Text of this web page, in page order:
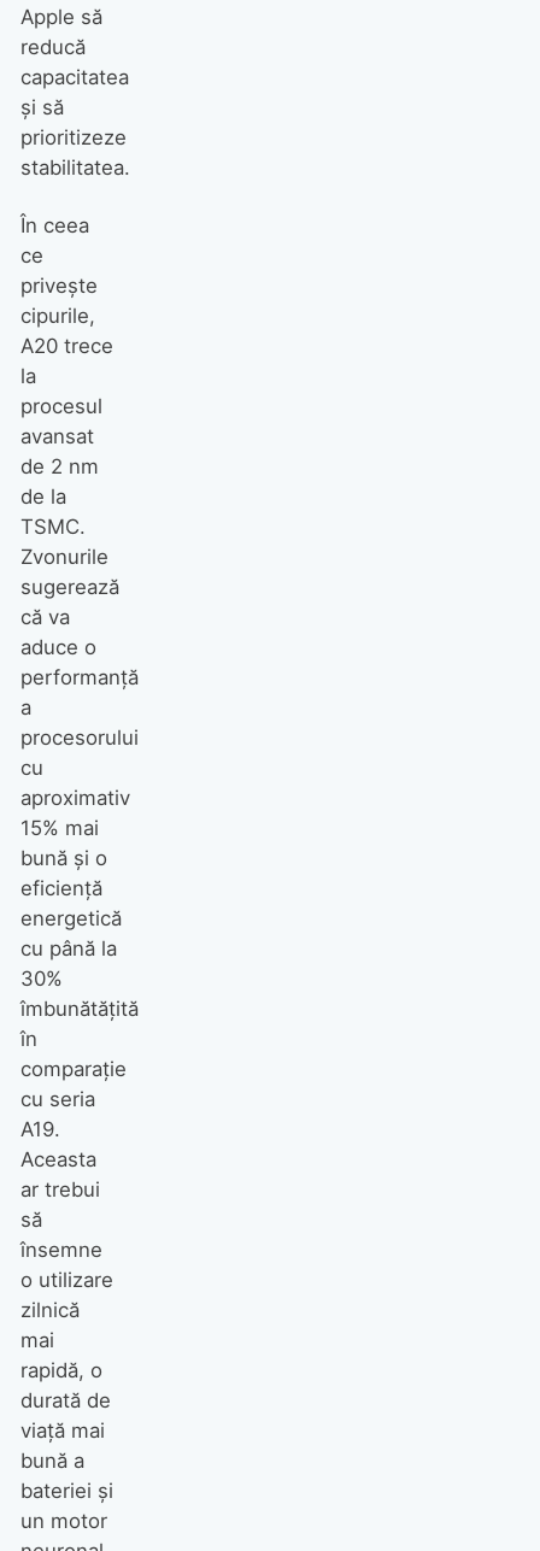
Apple să
reducă
capacitatea
și să
prioritizeze
stabilitatea.
În ceea
ce
privește
cipurile,
A20 trece
la
procesul
avansat
de 2 nm
de la
TSMC.
Zvonurile
sugerează
că va
aduce o
performanță
a
procesorului
cu
aproximativ
15% mai
bună și o
eficiență
energetică
cu până la
30%
îmbunătățită
în
comparație
cu seria
A19.
Aceasta
ar trebui
să
însemne
o utilizare
zilnică
mai
rapidă, o
durată de
viață mai
bună a
bateriei și
un motor